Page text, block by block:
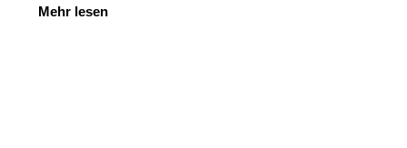
Mehr lesen